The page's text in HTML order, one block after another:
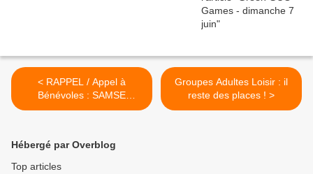
< RAPPEL / Appel à
Bénévoles : SAMSE
NATIONAL TOUR
Groupes Adultes Loisir : il
reste des places ! >
Hébergé par Overblog
Top articles